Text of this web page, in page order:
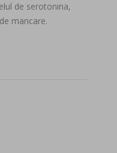
de serotonina,
mancare.